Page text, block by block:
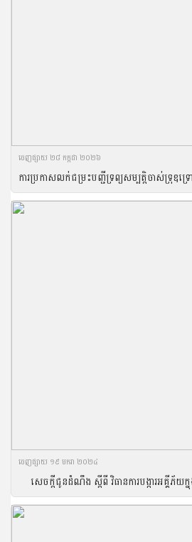
ចេញ​ផ្សាយ​ ២៨ កក្កដា ២០២៦
ចេញ​ផ្សាយ​ ១៩ មករា ២០២៤
សេចក្ដីជូនដំណឹង ស្ដីពី វិធានការបង្ការអគ្គីភ័យក្